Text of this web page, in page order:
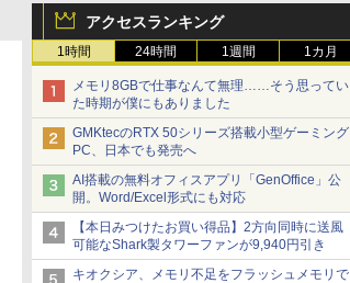
アクセスランキング
1時間 24時間 1週間 1カ月
メモリ8GBで仕事なんて無理……そう思ってい
た時期が僕にもありました
GMKtecのRTX 50シリーズ搭載小型ゲーミング
PC、日本でも発売へ
AI搭載の無料オフィスアプリ「GenOffice」公
開。Word/Excel形式にも対応
【本日みつけたお買い得品】2方向同時に送風
可能なShark製タワーファンが9,940円引き
キオクシア、メモリ不足をフラッシュメモリで